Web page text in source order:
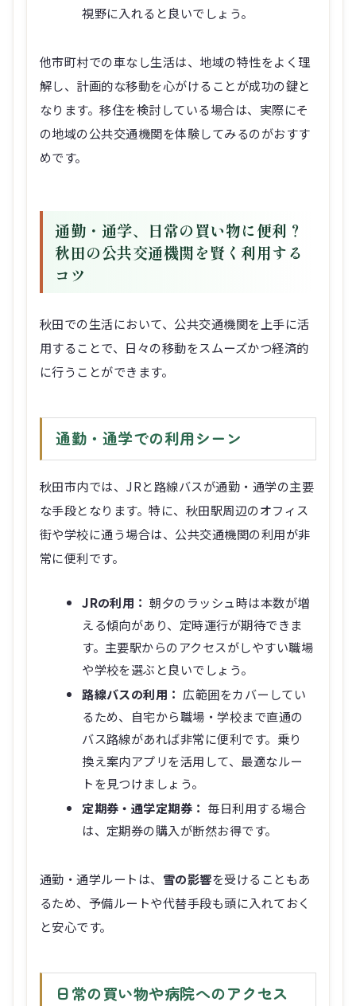
視野に入れると良いでしょう。
他市町村での車なし生活は、地域の特性をよく理
解し、計画的な移動を心がけることが成功の鍵と
なります。移住を検討している場合は、実際にそ
の地域の公共交通機関を体験してみるのがおすす
めです。
通勤・通学、日常の買い物に便利？
秋田の公共交通機関を賢く利用する
コツ
秋田での生活において、公共交通機関を上手に活
用することで、日々の移動をスムーズかつ経済的
に行うことができます。
通勤・通学での利用シーン
秋田市内では、JRと路線バスが通勤・通学の主要
な手段となります。特に、秋田駅周辺のオフィス
街や学校に通う場合は、公共交通機関の利用が非
常に便利です。
JRの利用： 朝夕のラッシュ時は本数が増
える傾向があり、定時運行が期待できま
す。主要駅からのアクセスがしやすい職場
や学校を選ぶと良いでしょう。
路線バスの利用： 広範囲をカバーしてい
るため、自宅から職場・学校まで直通の
バス路線があれば非常に便利です。乗り
換え案内アプリを活用して、最適なルー
トを見つけましょう。
定期券・通学定期券： 毎日利用する場合
は、定期券の購入が断然お得です。
通勤・通学ルートは、 雪の影響を受けることもあ
るため、予備ルートや代替手段も頭に入れておく
と安心です。
日常の買い物や病院へのアクセス